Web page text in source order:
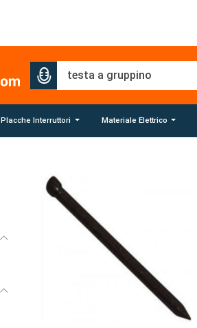
Placche Interruttori Materiale Elettrico